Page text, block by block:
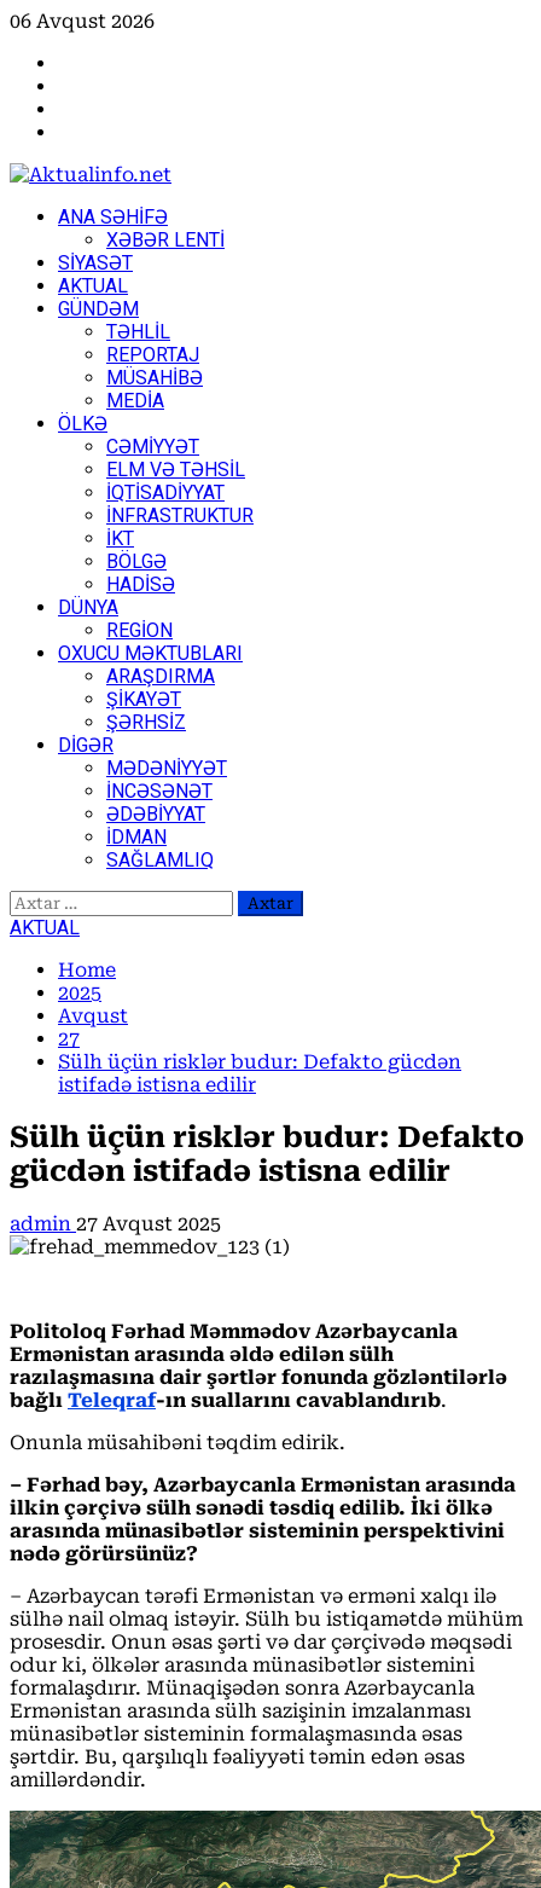
Skip
content
06 Avqust 2026
PrimaryANA SƏHİFƏ
XƏBƏR LENTİ
SİYASƏT
AKTUAL
GÜNDƏM
TƏHLİL
REPORTAJ
MÜSAHİBƏ
MEDİA
ÖLKƏ
CƏMİYYƏT
ELM VƏ TƏHSİL
İQTİSADİYYAT
İNFRASTRUKTUR
İKT
BÖLGƏ
HADİSƏ
DÜNYA
REGİON
OXUCU MƏKTUBLARI
ARAŞDIRMA
ŞİKAYƏT
ŞƏRHSİZ
DİGƏR
MƏDƏNİYYƏT
İNCƏSƏNƏT
ƏDƏBİYYAT
İDMAN
SAĞLAMLIQ
Axtarış:
AKTUAL
Home
2025
Avqust
27
Sülh üçün risklər budur: Defakto gücdən
istifadə istisna edilir
Sülh üçün risklər budur: Defakto
gücdən istifadə istisna edilir
admin 27 Avqust 2025
Politoloq Fərhad Məmmədov Azərbaycanla
Ermənistan arasında əldə edilən sülh
razılaşmasına dair şərtlər fonunda gözləntilərlə
bağlı Teleqraf-ın suallarını cavablandırıb.
Onunla müsahibəni təqdim edirik.
– Fərhad bəy, Azərbaycanla Ermənistan arasında
ilkin çərçivə sülh sənədi təsdiq edilib. İki ölkə
arasında münasibətlər sisteminin perspektivini
nədə görürsünüz?
– Azərbaycan tərəfi Ermənistan və erməni xalqı ilə
sülhə nail olmaq istəyir. Sülh bu istiqamətdə mühüm
prosesdir. Onun əsas şərti və dar çərçivədə məqsədi
odur ki, ölkələr arasında münasibətlər sistemini
formalaşdırır. Münaqişədən sonra Azərbaycanla
Ermənistan arasında sülh sazişinin imzalanması
münasibətlər sisteminin formalaşmasında əsas
şərtdir. Bu, qarşılıqlı fəaliyyəti təmin edən əsas
amillərdəndir.